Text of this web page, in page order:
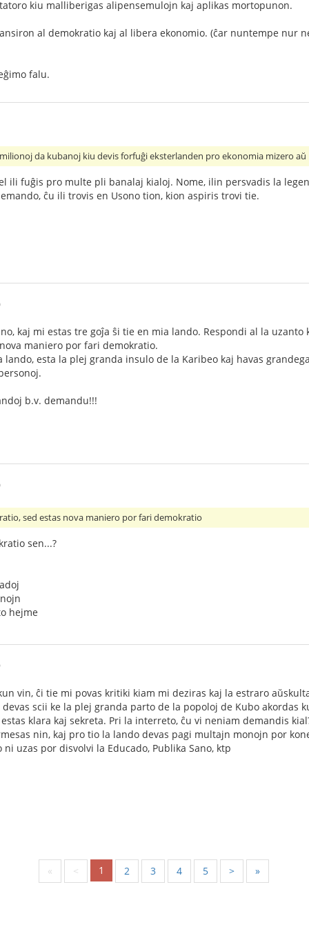
kiu malliberigas alipensemulojn kaj aplikas mortopunon.
al demokratio kaj al libera ekonomio. (ĉar nuntempe nur
falu.
da kubanoj kiu devis forfuĝi eksterlanden pro ekonomia mizero
ili fuĝis pro multe pli banalaj kialoj. Nome, ilin persvadis la
ĉu ili trovis en Usono tion, kion aspiris trovi tie.
kaj mi estas tre goĵa ŝi tie en mia lando. Respondi al la
maniero por fari demokratio.
lando, esta la plej granda insulo de la Karibeo kaj havas
b.v. demandu!!!
sed estas nova maniero por fari demokratio
sen...?
hejme
vin, ĉi tie mi povas kritiki kiam mi deziras kaj la estraro
scii ke la plej granda parto de la popoloj de Kubo
klara kaj sekreta. Pri la interreto, ĉu vi neniam demandis
nin, kaj pro tio la lando devas pagi multajn monojn por
uzas por disvolvi la Educado, Publika Sano, ktp
« < 1 2 3 4 5 > »